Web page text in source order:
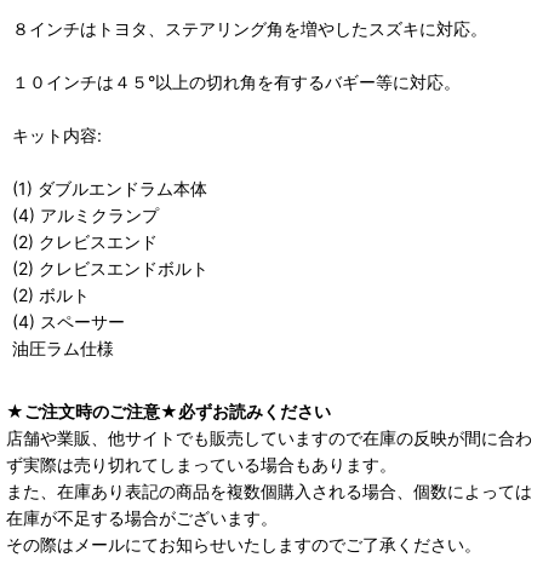
８インチはトヨタ、ステアリング角を増やしたスズキに対応。
１０インチは４５°以上の切れ角を有するバギー等に対応。
キット内容:
(1) ダブルエンドラム本体
(4) アルミクランプ
(2) クレビスエンド
(2) クレビスエンドボルト
(2) ボルト
(4) スペーサー
油圧ラム仕様
★ご注文時のご注意★必ずお読みください
店舗や業販、他サイトでも販売していますので在庫の反映が間に合わ
ず実際は売り切れてしまっている場合もあります。
また、在庫あり表記の商品を複数個購入される場合、個数によっては
在庫が不足する場合がございます。
その際はメールにてお知らせいたしますのでご了承ください。